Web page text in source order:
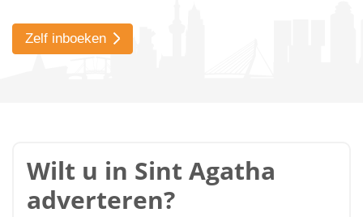
Zelf inboeken
Wilt u in Sint Agatha
adverteren?